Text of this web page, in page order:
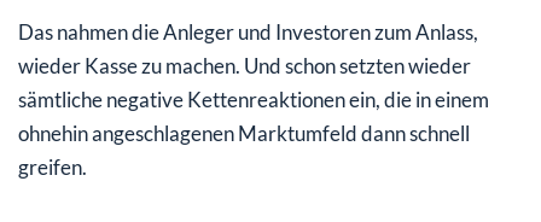
Das nahmen die Anleger und Investoren zum Anlass,
wieder Kasse zu machen. Und schon setzten wieder
sämtliche negative Kettenreaktionen ein, die in einem
ohnehin angeschlagenen Marktumfeld dann schnell
greifen.